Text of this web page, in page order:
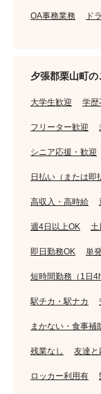
OA事務業務 ド
夕張郡栗山町
大学生歓迎 学歴
フリーター歓迎
シニア応援・歓迎
日払い（または即
高収入・高時給
週4日以上OK 土
即日勤務OK 単
短時間勤務（1日
駅チカ・駅ナカ
まかない・食事補
残業なし 友達と
ロッカー利用有